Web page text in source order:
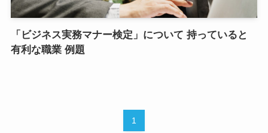
「ビジネス実務マナー検定」について 持っていると
有利な職業 例題
1